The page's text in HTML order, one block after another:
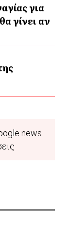
για
γίνει αν
news